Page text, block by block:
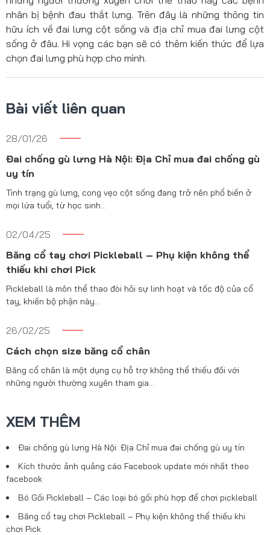
nhân bị bệnh đau thắt lưng. Trên đây là những thông tin
hữu ích về đai lưng cột sống và địa chỉ mua đai lưng cột
sống ở đâu. Hi vọng các bạn sẽ có thêm kiến thức để lựa
chọn đai lưng phù hợp cho mình.
Bài viết liên quan
28/01/26
Đai chống gù lưng Hà Nội: Địa Chỉ mua đai chống gù
uy tín
Tình trạng gù lưng, cong vẹo cột sống đang trở nên phổ biến ở
mọi lứa tuổi, từ học sinh…
02/04/25
Băng cổ tay chơi Pickleball – Phụ kiện không thể
thiếu khi chơi Pick
Pickleball là môn thể thao đòi hỏi sự linh hoạt và tốc độ của cổ
tay, khiến bộ phận này…
26/02/25
Cách chọn size băng cổ chân
Băng cổ chân là một dụng cụ hỗ trợ không thể thiếu đối với
những người thường xuyên tham gia…
XEM THÊM
Đai chống gù lưng Hà Nội: Địa Chỉ mua đai chống gù uy tín
Kích thước ảnh quảng cáo Facebook update mới nhất theo
facebook
Bó Gối Pickleball – Các loại bó gối phù hợp để chơi pickleball
Băng cổ tay chơi Pickleball – Phụ kiện không thể thiếu khi
chơi Pick